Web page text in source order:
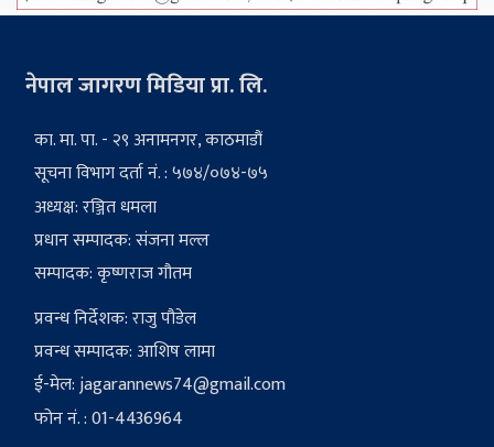
नेपाल जागरण मिडिया प्रा. लि.
का. मा. पा. - २९ अनामनगर, काठमाडौं
सूचना विभाग दर्ता नं. : ५७४/०७४-७५
अध्यक्ष: रञ्जित धमला
प्रधान सम्पादक: संजना मल्ल
सम्पादक: कृष्णराज गौतम
प्रवन्ध निर्देशक: राजु पौडेल
प्रवन्ध सम्पादक: आशिष लामा
ई-मेल:jagarannews74@gmail.com
फोन नं. : 01-4436964